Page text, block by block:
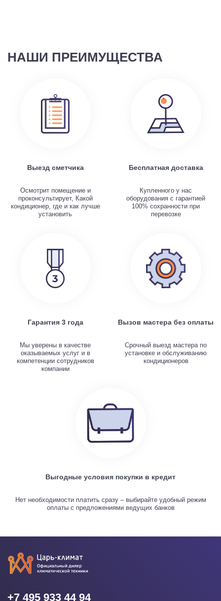
НАШИ ПРЕИМУЩЕСТВА
Выезд сметчика
Осмотрит помещение и
проконсультирует, Какой
кондиционер, где и как лучше
установить
Бесплатная доставка
Купленного у нас
оборудования с гарантией
100% сохранности при
перевозке
Гарантия 3 года
Мы уверены в качестве
оказываемых услуг и в
компетенции сотрудников
компании
Вызов мастера без оплаты
Срочный выезд мастера по
установке и обслуживанию
кондиционеров
Выгодные условия покупки в кредит
Нет необходимости платить сразу – выбирайте удобный режим
оплаты с предложениями ведущих банков
+7 495 933 44 94